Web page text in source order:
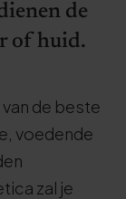
de
of huid.
de beste
voedende
zal je